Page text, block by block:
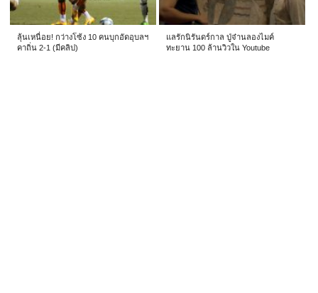
ลุ้นเหนื่อย! กว่างโซ้ง 10 คนบุกอัดอุบลฯ
คาถิ่น 2-1 (มีคลิป)
แลรักนิรันดร์กาล ปู่จ๋านลองไมค์
ทะยาน 100 ล้านวิวใน Youtube